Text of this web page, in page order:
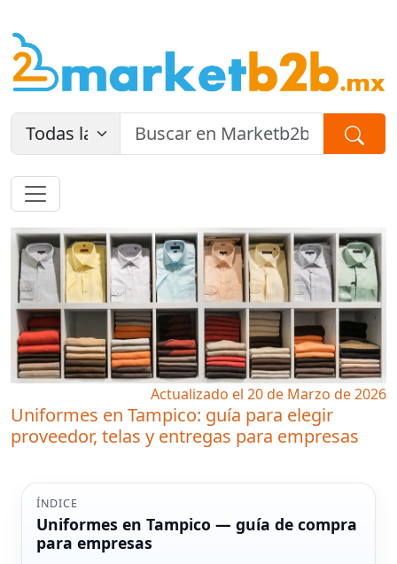
Actualizado el 20 de Marzo de 2026
Uniformes en Tampico: guía para elegir
proveedor, telas y entregas para empresas
ÍNDICE
Uniformes en Tampico — guía de compra
para empresas